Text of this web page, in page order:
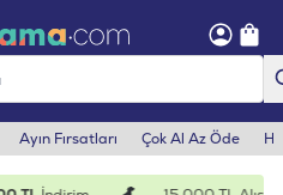
Ayın Fırsatları Çok Al Az Öde